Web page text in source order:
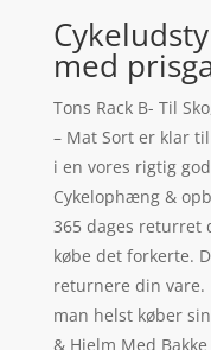
med
Tons Rack B- Til
– Mat Sort er klar
i en vores rigtig
Cykelophæng &
365 dages returret
købe det forkerte.
returnere din vare.
man helst køber
& Hjelm Med